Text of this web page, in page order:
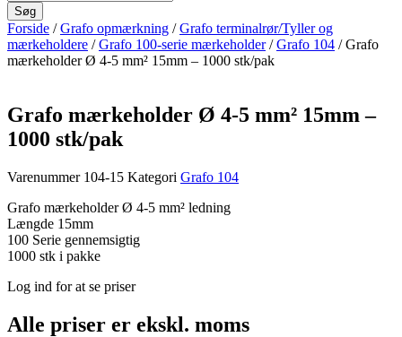
search
Søg
Forside /Grafo opmærkning /Grafo terminalrør/Tyller og
mærkeholdere /Grafo 100-serie mærkeholder/Grafo 104 / Grafo
mærkeholder Ø 4-5 mm² 15mm – 1000 stk/pak
Grafo mærkeholder Ø 4-5 mm² 15mm –
1000 stk/pak
Varenummer 104-15 Kategori Grafo 104
Grafo mærkeholder Ø 4-5 mm² ledning
Længde 15mm
100 Serie gennemsigtig
1000 stk i pakke
Log ind for at se priser
Alle priser er ekskl. moms